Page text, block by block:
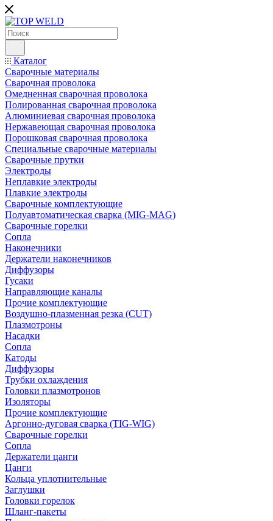
Каталог
Сварочные материалы
Сварочная проволока
Омедненная сварочная проволока
Полированная сварочная проволока
Алюминиевая сварочная проволока
Нержавеющая сварочная проволока
Порошковая сварочная проволока
Специальные сварочные материалы
Сварочные прутки
Электроды
Неплавкие электроды
Плавкие электроды
Сварочные комплектующие
Полуавтоматическая сварка (MIG-MAG)
Сварочные горелки
Сопла
Наконечники
Держатели наконечников
Диффузоры
Гусаки
Направляющие каналы
Прочие комплектующие
Воздушно-плазменная резка (CUT)
Плазмотроны
Насадки
Сопла
Катоды
Диффузоры
Трубки охлаждения
Головки плазмотронов
Изоляторы
Прочие комплектующие
Аргонно-дуговая сварка (TIG-WIG)
Сварочные горелки
Сопла
Держатели цанги
Цанги
Кольца уплотнительные
Заглушки
Головки горелок
Шланг-пакеты